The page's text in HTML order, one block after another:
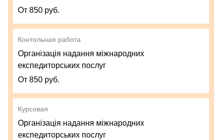
От 850 руб.
Контольная работа
Організація надання міжнародних
експедиторських послуг
От 850 руб.
Курсовая
Організація надання міжнародних
експедиторських послуг